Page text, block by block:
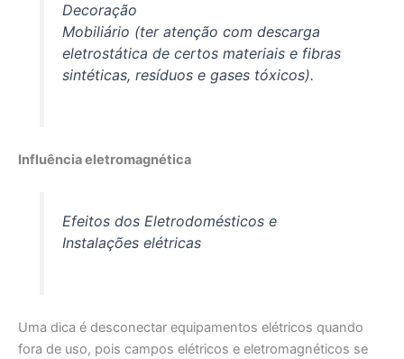
Decoração
Mobiliário (ter atenção com descarga
eletrostática de certos materiais e fibras
sintéticas, resíduos e gases tóxicos).
Influência eletromagnética
Efeitos dos Eletrodomésticos e
Instalações elétricas
Uma dica é desconectar equipamentos elétricos quando
fora de uso, pois campos elétricos e eletromagnéticos se